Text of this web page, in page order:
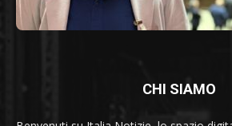
CHI SIAMO